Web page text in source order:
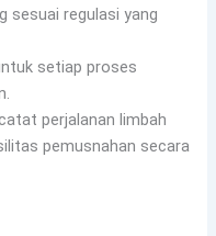
sesuai regulasi yang
setiap proses
perjalanan limbah
pemusnahan secara